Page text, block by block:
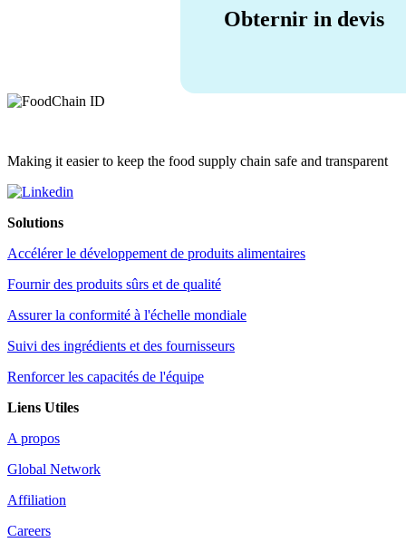
Obternir in devis
Making it easier to keep the food supply chain safe and transparent
Solutions
Accélérer le développement de produits alimentaires
Fournir des produits sûrs et de qualité
Assurer la conformité à l'échelle mondiale
Suivi des ingrédients et des fournisseurs
Renforcer les capacités de l'équipe
Liens Utiles
A propos
Global Network
Affiliation
Careers